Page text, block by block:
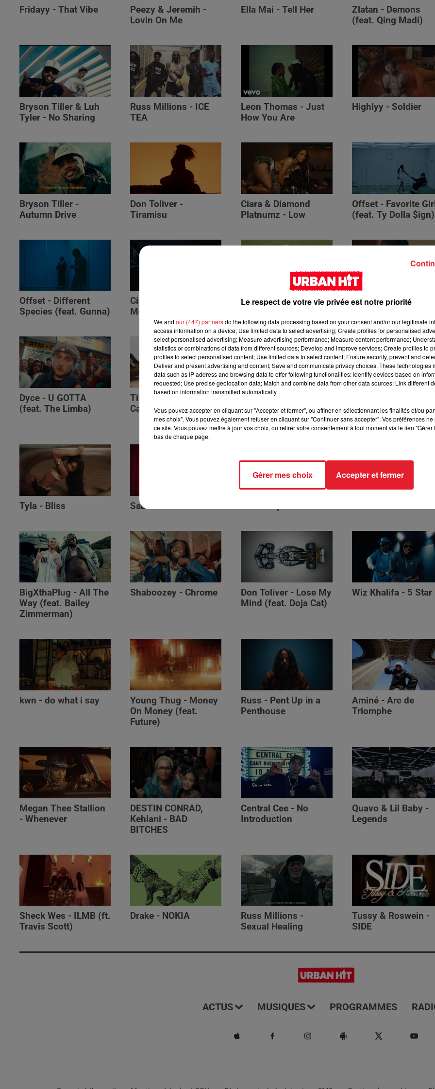
Fridayy - That Vibe
Peezy & Jeremih -
Lovin On Me
Ella Mai - Tell Her
Zlatan - Demons
(feat. Qing Madi)
Bryson Tiller & Luh
Tyler - No Sharing
Russ Millions - ICE
TEA
Leon Thomas - Just
How You Are
Highlyy - Soldier
Bryson Tiller -
Autumn Drive
Don Toliver -
Tiramisu
Ciara & Diamond
Platnumz - Low
Offset - Favorite
(feat. Ty Dolla $ign)
Offset - Different
Species (feat. Gunna)
Ciara - Dance With
Me (feat. Tyga)
FAVE - Intentions Giveon - I can tell
Dyce - U GOTTA
(feat. The Limba)
Tink & Bryson Tiller -
Can We Talk?
Rick Ross - For The
Money (feat. Pharrell
Williams)
You4Me
Tyla - Bliss Sabrina - Alone
BigXthaPlug - All The
Way (feat. Bailey
Zimmerman)
Shaboozey - Chrome
Don Toliver - Lose My
Mind (feat. Doja Cat)
Wiz Khalifa - 5 Star
kwn - do what i say
Young Thug - Money
On Money (feat.
Future)
Russ - Pent Up in a
Penthouse
Aminé - Arc de
Triomphe
Megan Thee Stallion
- Whenever
DESTIN CONRAD,
Kehlani - BAD
BITCHES
Central Cee - No
Introduction
Quavo & Lil Baby -
Legends
Sheck Wes - ILMB (ft.
Travis Scott)
Drake - NOKIA
Russ Millions -
Sexual Healing
Tussy & Roswein -
SIDE
ACTUS MUSIQUES PROGRAMMES
Le respect de votre vie privée est notre priorité
We and our (447) partnersdo the following data processing based on your consent and/or our legitimate
access information on a device; Use limited data to select advertising; Create profiles for personalised
select personalised advertising; Measure advertising performance; Measure content performance;
statistics or combinations of data from different sources; Develop and improve services; Create profiles to
profiles to select personalised content; Use limited data to select content; Ensure security, prevent and
Deliver and present advertising and content; Save and communicate privacy choices. These technologies
data such as IP address and browsing data to offer following functionalities: Identify devices based on
requested; Use precise geolocation data; Match and combine data from other data sources; Link different
based on information transmitted automatically.
Vous pouvez accepter en cliquant sur "Accepter et fermer", ou affiner en sélectionnant les finalités et/ou
mes choix". Vous pouvez également refuser en cliquant sur "Continuer sans accepter". Vos préférences
ce site. Vous pouvez mettre à jour vos choix, ou retirer votre consentement à tout moment via le lien
bas de chaque page.
Gérer mes choix Accepter et fermer